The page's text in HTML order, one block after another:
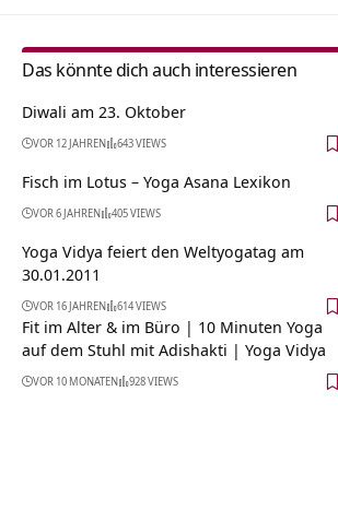
Das könnte dich auch interessieren
Diwali am 23. Oktober
VOR 12 JAHREN 643 VIEWS
Fisch im Lotus – Yoga Asana Lexikon
VOR 6 JAHREN 405 VIEWS
Yoga Vidya feiert den Weltyogatag am
30.01.2011
VOR 16 JAHREN 614 VIEWS
Fit im Alter & im Büro | 10 Minuten Yoga
auf dem Stuhl mit Adishakti | Yoga Vidya
VOR 10 MONATEN 928 VIEWS